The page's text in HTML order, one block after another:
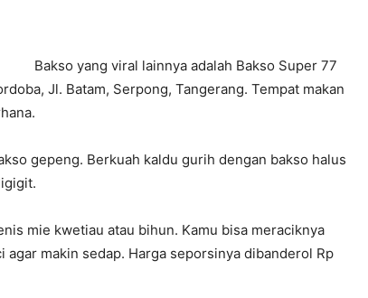
Bakso yang viral lainnya adalah Bakso Super 77
Jl. Batam, Serpong, Tangerang. Tempat makan
gepeng. Berkuah kaldu gurih dengan bakso halus
mie kwetiau atau bihun. Kamu bisa meraciknya
makin sedap. Harga seporsinya dibanderol Rp